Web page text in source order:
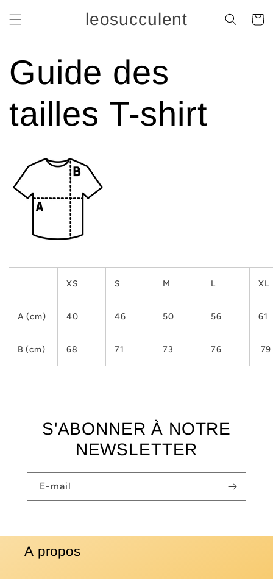
passer
au
leosucculent Panier
Guide des
tailles T-shirt
XS S M L XL
A (cm) 40 46 50 56 61
B (cm) 68 71 73 76 79
S'ABONNER À NOTRE
NEWSLETTER
E-mail
A propos